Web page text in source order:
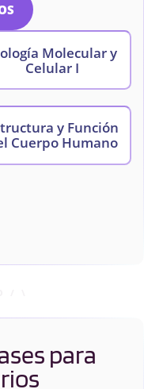
Molecular y
Celular I
y Función
Cuerpo Humano
para